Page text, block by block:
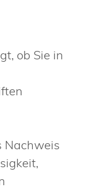
ob Sie in
Nachweis